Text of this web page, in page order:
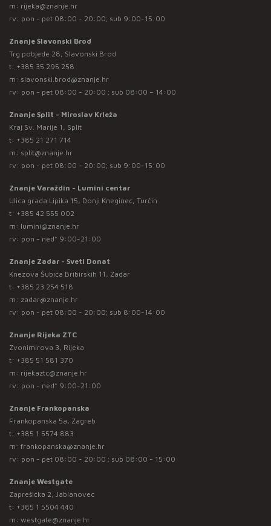
m: rijeka@znanje.hr
rv: pon - pet 08:00 - 20:00; sub 9:00-15:00
Znanje Slavonski Brod
Trg pobjede 28, Slavonski Brod
t: +385 35 295 258
m: slavonski.brod@znanje.hr
rv: pon - pet 08:00 - 20:00 ; sub 08:00 – 14:00
Znanje Split - Miroslav Krleža
Kraj Sv. Marije 1, Split
t: +385 21 271 714
m: split@znanje.hr
rv: pon - pet 08:00 - 20:00; sub 9:00-15:00
Znanje Varaždin - Lumini centar
Ulica grada Lipika 15, Donji Kneginec, Turčin
t: +385 42 555 002
m: lumini@znanje.hr
rv: pon - ned* 9:00-21:00
Znanje Zadar - Sveti Donat
Knezova Šubića Bribirskih 11, Zadar
t: +385 23 254 518
m: zadar@znanje.hr
rv: pon - pet 08:00 - 20:00; sub 8:00-14:00
Znanje Rijeka ZTC
Zvonimirova 3, Rijeka
t: +385 51 581 370
m: rijekaztc@znanje.hr
rv: pon - ned* 9:00-21:00
Znanje Frankopanska
Frankopanska 5a, Zagreb
t: +385 1 5574 883
m: frankopanska@znanje.hr
rv: pon - pet 08:00 - 20:00 ; sub 08:00 - 15:00
Znanje Westgate
Zaprešićka 2, Jablanovec
t: +385 1 5504 440
m: westgate@znanje.hr